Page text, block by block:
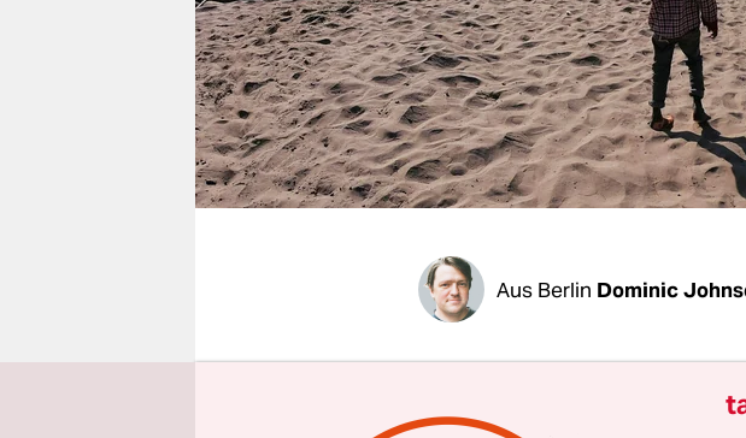
shop
fragen & hilfe
unterstützen
abo
genossenschaft
Aus Berlin Dominic
„Leichen waren über die